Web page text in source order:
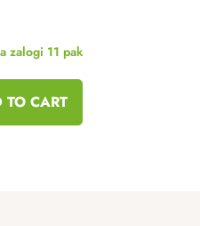
zalogi 11 pak
TO CART